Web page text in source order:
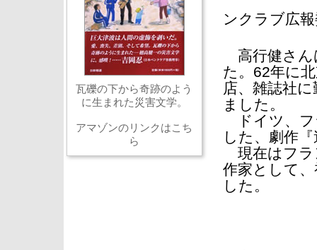
ンクラブ広
高行健さん
た。62年に
店、雑誌社
ました。
ドイツ、フ
した、劇作
現在はフラ
作家として
した。
瓦礫の下から奇跡のよう
に生まれた災害文学。
アマゾンのリンクはこち
ら